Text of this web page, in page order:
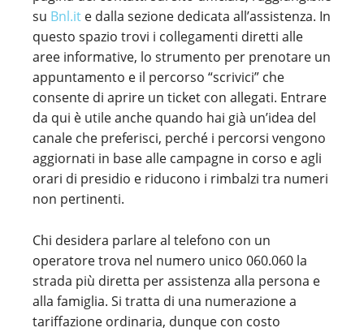
su Bnl.it e dalla sezione dedicata all’assistenza. In
questo spazio trovi i collegamenti diretti alle
aree informative, lo strumento per prenotare un
appuntamento e il percorso “scrivici” che
consente di aprire un ticket con allegati. Entrare
da qui è utile anche quando hai già un’idea del
canale che preferisci, perché i percorsi vengono
aggiornati in base alle campagne in corso e agli
orari di presidio e riducono i rimbalzi tra numeri
non pertinenti.
Chi desidera parlare al telefono con un
operatore trova nel numero unico 060.060 la
strada più diretta per assistenza alla persona e
alla famiglia. Si tratta di una numerazione a
tariffazione ordinaria, dunque con costo